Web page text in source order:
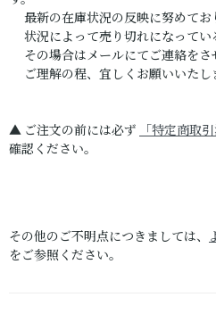
最新の在庫状況の反映に努めてお
状況によって売り切れになってい
その場合はメールにてご連絡をさ
ご理解の程、宜しくお願いいたし
▲ ご注文の前には必ず 「特定商取
確認ください。
その他のご不明点につきましては、
をご参照ください。